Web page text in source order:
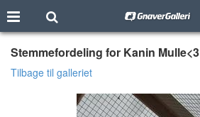
Stemmefordeling for Kanin Mulle<3
Tilbage til galleriet